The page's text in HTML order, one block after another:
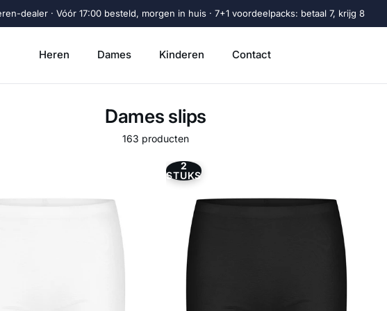
dealer · Vóór 17:00 besteld, morgen in huis · 7+1 voordeelpacks: betaal 7, krijg 8
Heren Dames Kinderen Contact
Dames slips
163 producten
2
STUKS